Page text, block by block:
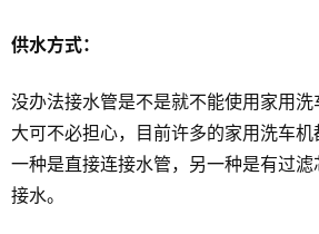
供水方式：
没办法接水管是不是就不能使用家用洗
大可不必担心，目前许多的家用洗车机
一种是直接连接水管，另一种是有过
接水。